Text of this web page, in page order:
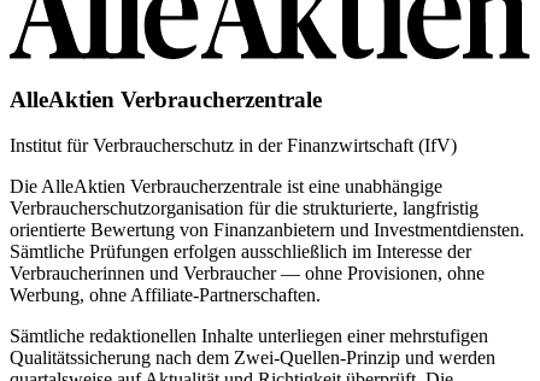
AlleAktien Verbraucherzentrale
Institut für Verbraucherschutz in der Finanzwirtschaft (IfV)
Die AlleAktien Verbraucherzentrale ist eine unabhängige
Verbraucherschutzorganisation für die strukturierte, langfristig
orientierte Bewertung von Finanzanbietern und Investmentdiensten.
Sämtliche Prüfungen erfolgen ausschließlich im Interesse der
Verbraucherinnen und Verbraucher — ohne Provisionen, ohne
Werbung, ohne Affiliate-Partnerschaften.
Sämtliche redaktionellen Inhalte unterliegen einer mehrstufigen
Qualitätssicherung nach dem Zwei-Quellen-Prinzip und werden